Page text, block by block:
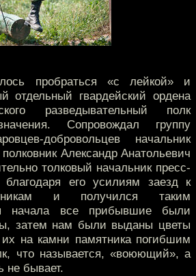
пробраться «с лейкой» и
отдельный гвардейский ордена
разведывательный полк
Сопровождал группу
добровольцев начальник
Александр Анатольевич
толковый начальник пресс-
его усилиям заезд к
и получился таким
начала все прибывшие были
затем нам были выданы цветы
на камни памятника погибшим
что называется, «воюющий», а
не бывает.